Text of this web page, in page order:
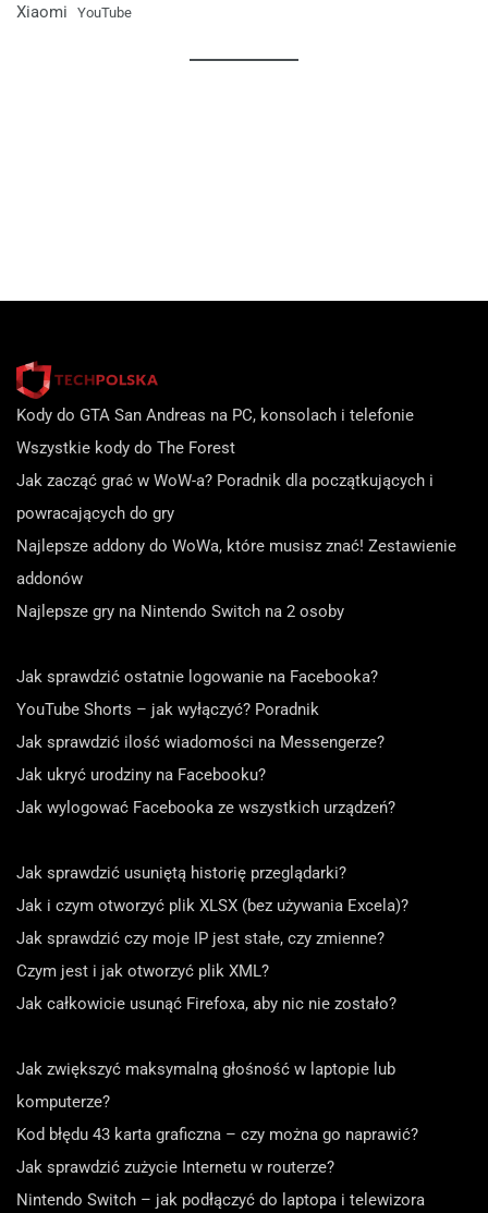
Xiaomi YouTube
Kody do GTA San Andreas na PC, konsolach i telefonie
Wszystkie kody do The Forest
Jak zacząć grać w WoW-a? Poradnik dla początkujących i
powracających do gry
Najlepsze addony do WoWa, które musisz znać! Zestawienie
addonów
Najlepsze gry na Nintendo Switch na 2 osoby
Jak sprawdzić ostatnie logowanie na Facebooka?
YouTube Shorts – jak wyłączyć? Poradnik
Jak sprawdzić ilość wiadomości na Messengerze?
Jak ukryć urodziny na Facebooku?
Jak wylogować Facebooka ze wszystkich urządzeń?
Jak sprawdzić usuniętą historię przeglądarki?
Jak i czym otworzyć plik XLSX (bez używania Excela)?
Jak sprawdzić czy moje IP jest stałe, czy zmienne?
Czym jest i jak otworzyć plik XML?
Jak całkowicie usunąć Firefoxa, aby nic nie zostało?
Jak zwiększyć maksymalną głośność w laptopie lub
komputerze?
Kod błędu 43 karta graficzna – czy można go naprawić?
Jak sprawdzić zużycie Internetu w routerze?
Nintendo Switch – jak podłączyć do laptopa i telewizora